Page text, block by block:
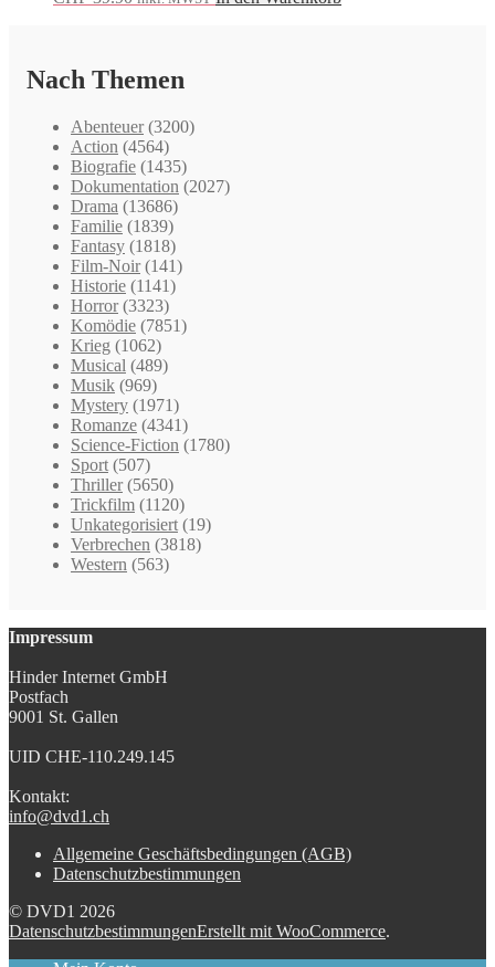
Nach Themen
Abenteuer (3200)
Action (4564)
Biografie (1435)
Dokumentation (2027)
Drama (13686)
Familie (1839)
Fantasy (1818)
Film-Noir (141)
Historie (1141)
Horror (3323)
Komödie (7851)
Krieg (1062)
Musical (489)
Musik (969)
Mystery (1971)
Romanze (4341)
Science-Fiction (1780)
Sport (507)
Thriller (5650)
Trickfilm (1120)
Unkategorisiert (19)
Verbrechen (3818)
Western (563)
Impressum
Hinder Internet GmbH
Postfach
9001 St. Gallen
UID CHE-110.249.145
Kontakt:
info@dvd1.ch
Allgemeine Geschäftsbedingungen (AGB)
Datenschutzbestimmungen
© DVD1 2026
DatenschutzbestimmungenErstellt mit WooCommerce.